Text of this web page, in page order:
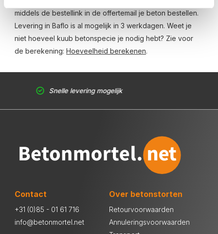
middels de bestellink in de offertemail je beton bestellen.
Levering in Baflo is al mogelijk in 3 werkdagen. Weet je
niet hoeveel kuub betonspecie je nodig hebt? Zie voor
de berekening: Hoeveelheid berekenen.
Snelle levering mogelijk
Contact
+31 (0)85 - 01 61 716
info@betonmortel.net
Over betonstorten
Retourvoorwaarden
Annuleringsvoorwaarden